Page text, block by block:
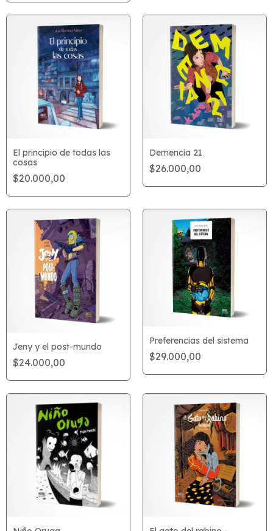
El principio de todas las
cosas
$20.000,00
Demencia 21
$26.000,00
Jeny y el post-mundo
$24.000,00
Preferencias del sistema
$29.000,00